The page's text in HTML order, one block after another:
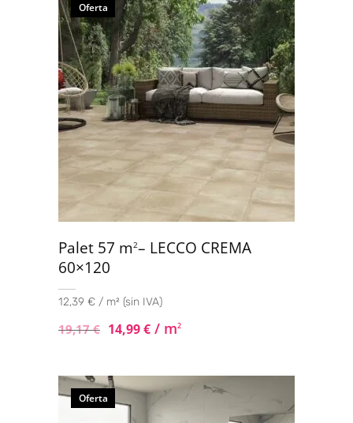
Oferta
Palet 57 m2– LECCO CREMA
60×120
12,39 € / m² (sin IVA)
19,17€ 14,99€ / m2
Oferta